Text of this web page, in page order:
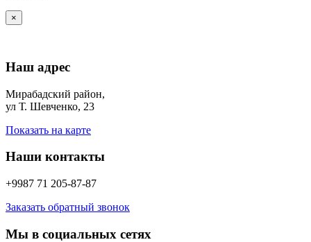
×
Наш адрес
Мирабадский район,
ул Т. Шевченко, 23
Показать на карте
Наши контакты
+9987 71 205-87-87
Заказать обратный звонок
Мы в социальных сетях